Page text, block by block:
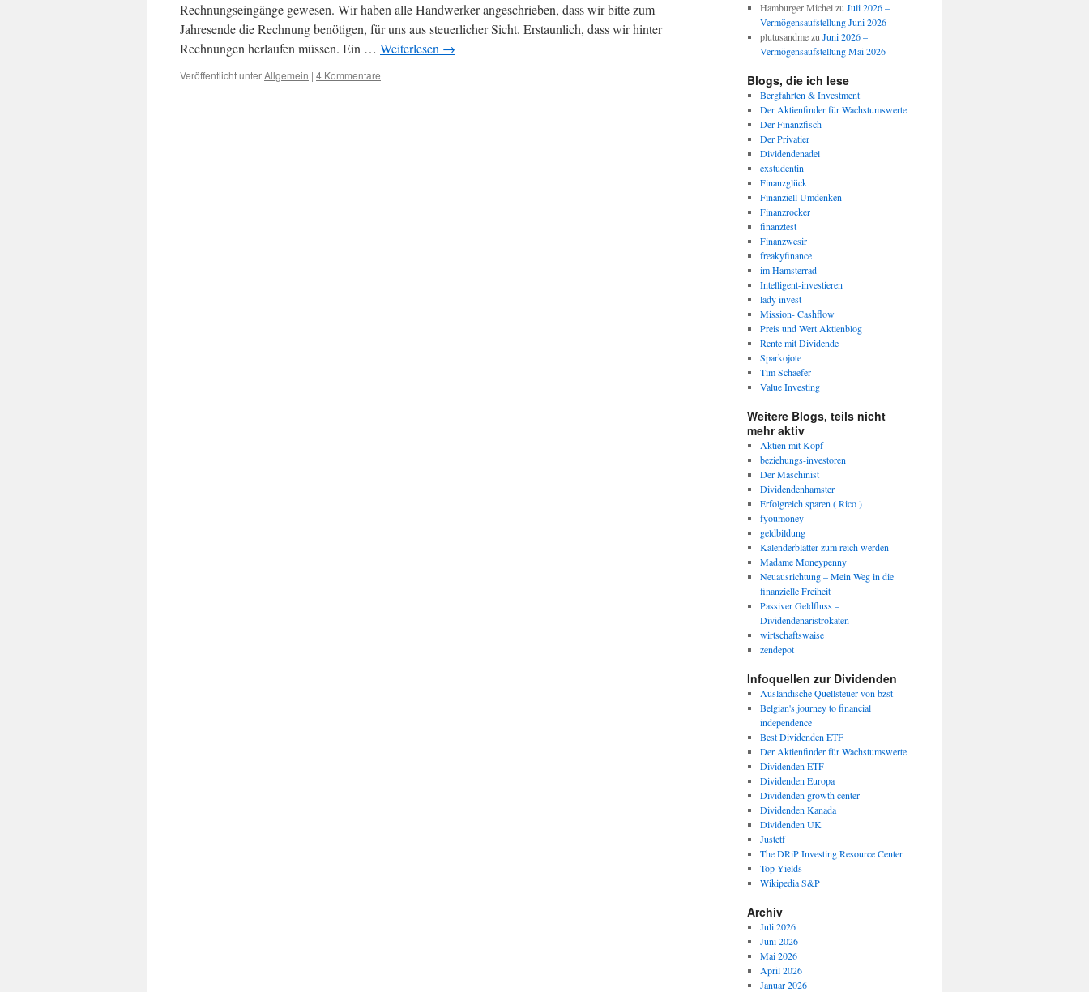
Rechnungseingänge gewesen. Wir haben alle Handwerker angeschrieben, dass wir bitte zum
Jahresende die Rechnung benötigen, für uns aus steuerlicher Sicht. Erstaunlich, dass wir hinter
Rechnungen herlaufen müssen. Ein … Weiterlesen →
Veröffentlicht unterAllgemein | 4 Kommentare
Hamburger Michelzu Juli 2026 –
Vermögensaufstellung Juni 2026 –
plutusandmezu Juni 2026 –
Vermögensaufstellung Mai 2026 –
Blogs, die ich lese
Bergfahrten & Investment
Der Aktienfinder für Wachstumswerte
Der Finanzfisch
Der Privatier
Dividendenadel
exstudentin
Finanzglück
Finanziell Umdenken
Finanzrocker
finanztest
Finanzwesir
freakyfinance
im Hamsterrad
Intelligent-investieren
lady invest
Mission- Cashflow
Preis und Wert Aktienblog
Rente mit Dividende
Sparkojote
Tim Schaefer
Value Investing
Weitere Blogs, teils nicht
mehr aktiv
Aktien mit Kopf
beziehungs-investoren
Der Maschinist
Dividendenhamster
Erfolgreich sparen ( Rico )
fyoumoney
geldbildung
Kalenderblätter zum reich werden
Madame Moneypenny
Neuausrichtung – Mein Weg in die
finanzielle Freiheit
Passiver Geldfluss –
Dividendenaristrokaten
wirtschaftswaise
zendepot
Infoquellen zur Dividenden
Ausländische Quellsteuer von bzst
Belgian's journey to financial
independence
Best Dividenden ETF
Der Aktienfinder für Wachstumswerte
Dividenden ETF
Dividenden Europa
Dividenden growth center
Dividenden Kanada
Dividenden UK
Justetf
The DRiP Investing Resource Center
Top Yields
Wikipedia S&P
Archiv
Juli 2026
Juni 2026
Mai 2026
April 2026
Januar 2026